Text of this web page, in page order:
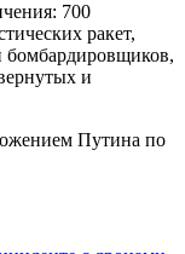
700
ракет,
бомбардировщиков,
и